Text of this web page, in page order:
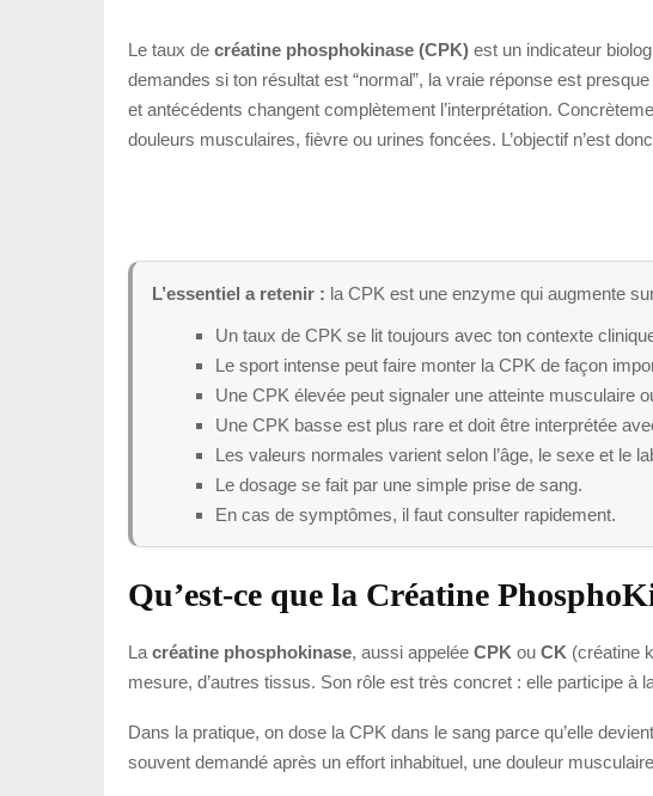
Le taux de créatine phosphokinase (CPK) est un indicateur
demandes si ton résultat est “normal”, la vraie réponse est
et antécédents changent complètement l’interprétation.
douleurs musculaires, fièvre ou urines foncées. L’objectif n’est
L’essentiel a retenir : la CPK est une enzyme qui augmente
Un taux de CPK se lit toujours avec ton contexte
Le sport intense peut faire monter la CPK de façon
Une CPK élevée peut signaler une atteinte musculaire
Une CPK basse est plus rare et doit être interprétée
Les valeurs normales varient selon l’âge, le sexe et le
Le dosage se fait par une simple prise de sang.
En cas de symptômes, il faut consulter rapidement.
Qu’est-ce que la Créatine
La créatine phosphokinase, aussi appelée CPK ou CK (créatine
mesure, d’autres tissus. Son rôle est très concret : elle participe à
Dans la pratique, on dose la CPK dans le sang parce qu’elle
souvent demandé après un effort inhabituel, une douleur